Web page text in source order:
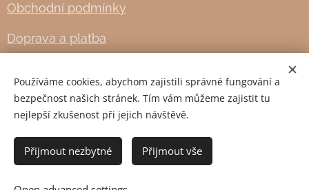
Obchodní podmínky
Doprava a platba
Cookies
Languages
English
Čeština
Používáme cookies, abychom zajistili správné fungování a
bezpečnost našich stránek. Tím vám můžeme zajistit tu
nejlepší zkušenost při jejich návštěvě.
Přijmout nezbytné Přijmout vše